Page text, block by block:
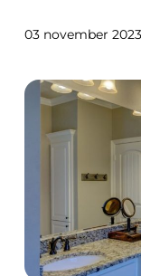
03 november 2023